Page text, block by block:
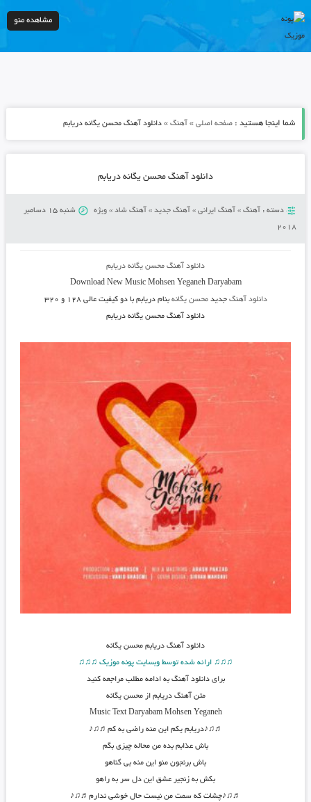
مشاهده منو
شما اینجا هستید : صفحه اصلی» آهنگ» دانلود آهنگ محسن یگانه دریابم
دانلود آهنگ محسن یگانه دریابم
دسته : آهنگ» آهنگ ایرانی» آهنگ جدید» آهنگ شاد» ویژه
شنبه 15 دسامبر
2018
دانلود آهنگ محسن یگانه دریابم
Download New MusicMohsen Yeganeh Daryabam
دانلود آهنگ جدیدمحسن یگانه بنام دریابمبا دو کیفیت عالی ۱۲۸ و ۳۲۰
دانلود آهنگ محسن یگانه دریابم
دانلود آهنگدریابم محسن یگانه
♫♫♫ ارائه شده توسط وبسایت پونه موزیک ♫♫♫
برای دانلود آهنگ به ادامه مطلب مراجعه کنید
متن آهنگ دریابم از محسن یگانه
Music TextDaryabam Mohsen Yeganeh
♬♫♪دریابم یکم این منه راضی به کم♬♫♪
باش عذابم بده من محاله چیزی بگم
باش برنجون منو این منه بی گناهو
بکش به زنجیر عشق این دل سر به راهو
♬♫♪چشات که سمت من نیست حال خوشی ندارم♬♫♪